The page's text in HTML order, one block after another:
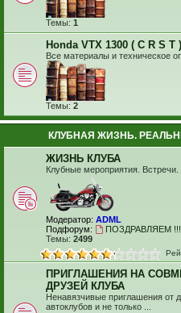
Темы: 1
Honda VTX 1300 ( C R S T )
Все материалы и техническое
Темы: 2
КЛУБНАЯ ЖИЗНЬ.
ЖИЗНЬ КЛУБА
Клубные мероприятия.
Модератор: ADML
Подфорум:
ПОЗДРАВЛЯЕМ !!!
Темы: 2499
ПРИГЛАШЕНИЯ НА
ДРУЗЕЙ КЛУБА
Ненавязчивые приглашения от
автоклубов и не только ...